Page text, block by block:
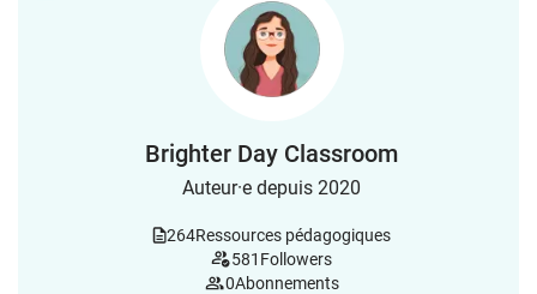
Brighter Day Classroom
Auteur·e depuis 2020
264Ressources pédagogiques
581 Followers
0Abonnements